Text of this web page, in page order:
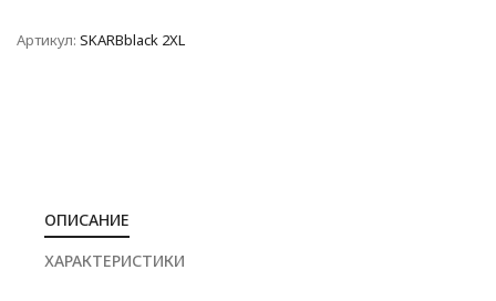
Артикул: SKARBblack 2XL
ОПИСАНИЕ
ХАРАКТЕРИСТИКИ